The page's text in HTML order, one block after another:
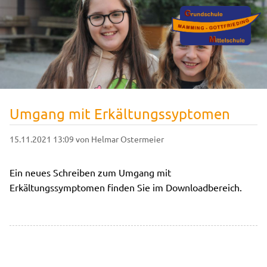
Umgang mit Erkältungssyptomen
15.11.2021 13:09 von Helmar Ostermeier
Ein neues Schreiben zum Umgang mit
Erkältungssymptomen finden Sie im Downloadbereich.